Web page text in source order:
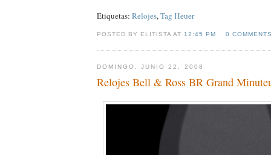
Etiquetas: Relojes,Tag Heuer
POSTED BY ELITISTA AT 12:45 PM 0
DOMINGO, JUNIO 22, 2008
Relojes Bell & Ross BR Grand